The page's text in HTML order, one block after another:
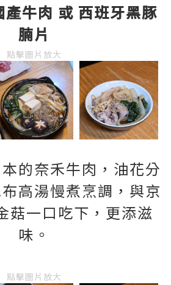
產牛肉 或 西班牙黑豚
腩片
點擊圖片放大
的奈禾牛肉，油花分
高湯慢煮烹調，與京
菇一口吃下，更添滋
味。
點擊圖片放大